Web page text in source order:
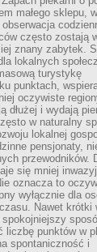
małego sklepu,
często zostają
znany zabytek.
lokalnych
turystykę
punktach,
oczywiste
dłużej i wydają
w naturalny
lokalnej
pensjonaty,
przewodników.
się mniej
oznacza to
wyłącznie dla
Nawet krótki
liczbę punktów w
spontaniczność i